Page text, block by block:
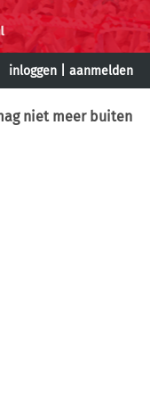
inloggen aanmelden
niet meer buiten